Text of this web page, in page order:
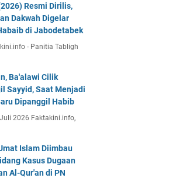
Resmi Dirilis,
Dakwah Digelar
di Jabodetabek
- Panitia Tabligh
Ba'alawi Cilik
Sayyid, Saat Menjadi
Dipanggil Habib
2026 Faktakini.info,
Islam Diimbau
Kasus Dugaan
Al-Qur'an di PN